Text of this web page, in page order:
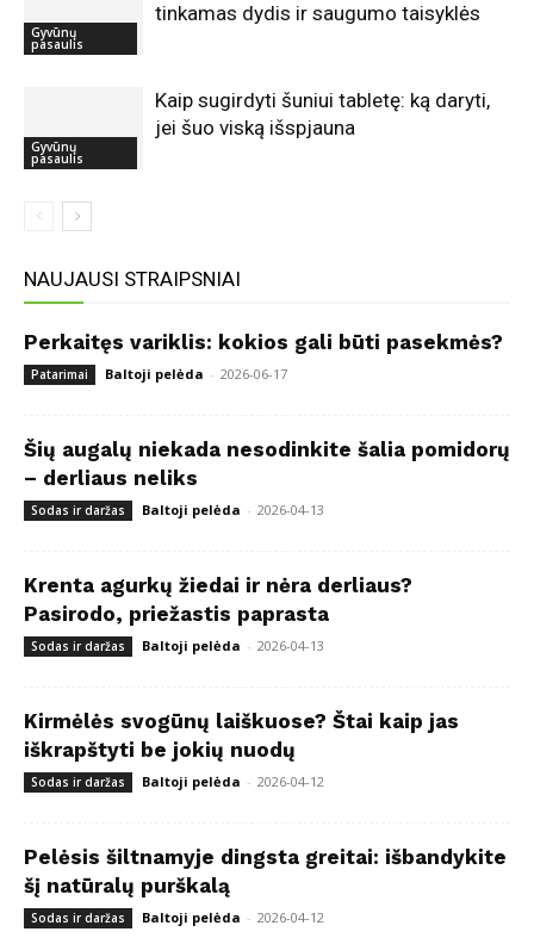
Gyvūnų
pasaulis
tinkamas dydis ir saugumo taisyklės
Gyvūnų
pasaulis
Kaip sugirdyti šuniui tabletę: ką daryti,
jei šuo viską išspjauna
NAUJAUSI STRAIPSNIAI
Perkaitęs variklis: kokios gali būti pasekmės?
Patarimai Baltoji pelėda - 2026-06-17
Šių augalų niekada nesodinkite šalia pomidorų
– derliaus neliks
Sodas ir daržas Baltoji pelėda - 2026-04-13
Krenta agurkų žiedai ir nėra derliaus?
Pasirodo, priežastis paprasta
Sodas ir daržas Baltoji pelėda - 2026-04-13
Kirmėlės svogūnų laiškuose? Štai kaip jas
iškrapštyti be jokių nuodų
Sodas ir daržas Baltoji pelėda - 2026-04-12
Pelėsis šiltnamyje dingsta greitai: išbandykite
šį natūralų purškalą
Sodas ir daržas Baltoji pelėda - 2026-04-12